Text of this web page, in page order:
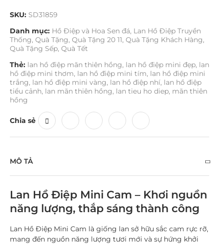
SKU: SD31859
Danh mục: Hồ Điệp và Hoa Sen đá, Lan Hồ Điệp Truyền
Thống, Quà Tặng, Quà Tặng 20 11, Quà Tặng Khách Hàng,
Quà Tặng Sếp, Quà Tết
Thẻ: lan hồ điệp mãn thiên hồng, lan hồ điệp mini đẹp, lan
hồ điệp mini thơm, lan hồ điệp mini tím, lan hồ điệp mini
trắng, lan hồ điệp mini vàng, lan hồ điệp nhí, lan hồ điệp
tiểu cảnh, lan mãn thiên hồng, lan tieu ho diep, mãn thiên
hồng
Chia sẻ
MÔ TẢ
Lan Hồ Điệp Mini Cam – Khơi nguồn
năng lượng, thắp sáng thành công
Lan Hồ Điệp Mini Cam là giống lan sở hữu sắc cam rực rỡ,
mang đến nguồn năng lượng tươi mới và sự hứng khởi